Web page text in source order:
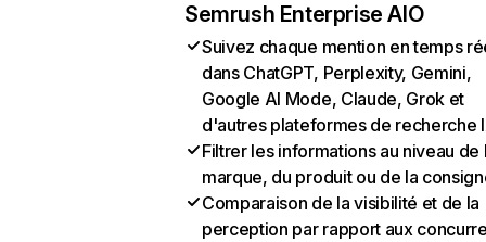
Semrush Enterprise AIO
Suivez chaque mention en temps
dans ChatGPT, Perplexity, Gemini,
Google AI Mode, Claude, Grok et
d'autres plateformes de recherche
Filtrer les informations au niveau de
marque, du produit ou de la
Comparaison de la visibilité et de la
perception par rapport aux